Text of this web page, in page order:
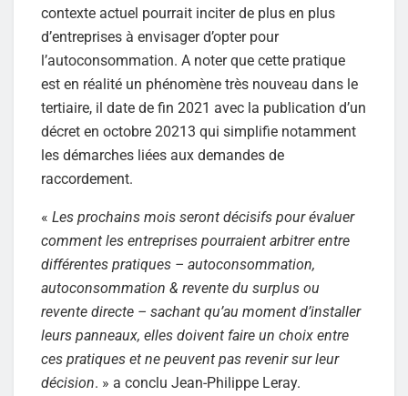
contexte actuel pourrait inciter de plus en plus
d’entreprises à envisager d’opter pour
l’autoconsommation. A noter que cette pratique
est en réalité un phénomène très nouveau dans le
tertiaire, il date de fin 2021 avec la publication d’un
décret en octobre 20213 qui simplifie notamment
les démarches liées aux demandes de
raccordement.
« Les prochains mois seront décisifs pour évaluer
comment les entreprises pourraient arbitrer entre
différentes pratiques – autoconsommation,
autoconsommation & revente du surplus ou
revente directe – sachant qu’au moment d’installer
leurs panneaux, elles doivent faire un choix entre
ces pratiques et ne peuvent pas revenir sur leur
décision. » a conclu Jean-Philippe Leray.